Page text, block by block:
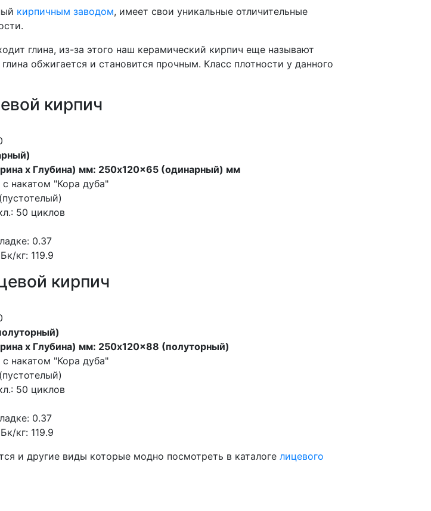
кирпичным заводом, имеет свои уникальные отличительные
глина, из-за этого наш керамический кирпич еще называют
обжигается и становится прочным. Класс плотности у данного
кирпич
х Глубина) мм: 250x120x65 (одинарный) мм
с накатом "Кора дуба"
50 циклов
0.37
кг: 119.9
кирпич
х Глубина) мм: 250x120x88 (полуторный)
с накатом "Кора дуба"
50 циклов
0.37
кг: 119.9
и другие виды которые модно посмотреть в каталоге лицевого